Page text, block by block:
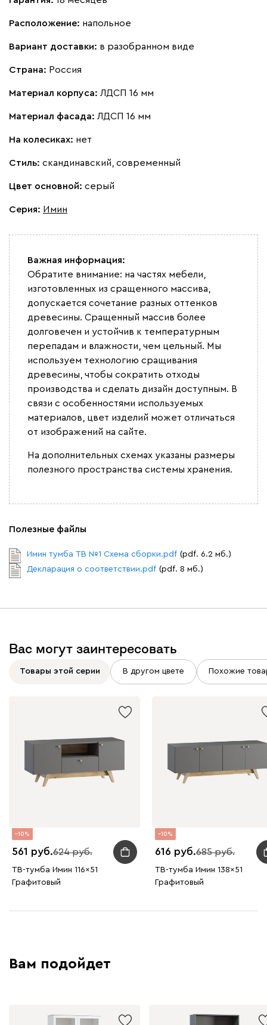
Расположение: напольное
Вариант доставки: в разобранном виде
Страна: Россия
Материал корпуса: ЛДСП 16 мм
Материал фасада: ЛДСП 16 мм
На колесиках: нет
Стиль: скандинавский, современный
Цвет основной: серый
Серия: Имин
Важная информация:
Обратите внимание: на частях мебели,
изготовленных из сращенного массива,
допускается сочетание разных оттенков
древесины. Сращенный массив более
долговечен и устойчив к температурным
перепадам и влажности, чем цельный. Мы
используем технологию сращивания
древесины, чтобы сократить отходы
производства и сделать дизайн доступным. В
связи с особенностями используемых
материалов, цвет изделий может отличаться
от изображений на сайте.
На дополнительных схемах указаны размеры
полезного пространства системы хранения.
Полезные файлы
Имин тумба ТВ №1 Схема сборки.pdf (pdf. 6.2 мб.)
Декларация о соответствии.pdf (pdf. 8 мб.)
Вас могут заинтересовать
Товары этой серии В другом цвете Похожие
10
561 624
ТВ-тумба Имин 116x51
Графитовый
10
616 685
ТВ-тумба Имин 138x51
Графитовый
Вам подойдет